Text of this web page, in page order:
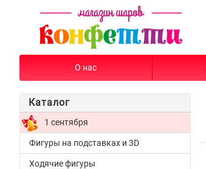
О нас
Каталог
1 сентября
Фигуры на подставках и 3D
Ходячие фигуры